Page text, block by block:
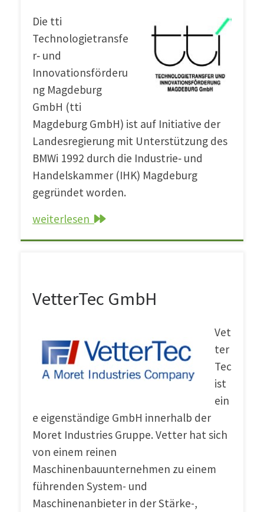
Die tti
Technologietransfe
r‐ und
Innovationsförderu
ng Magdeburg
GmbH (tti
Magdeburg GmbH) ist auf Initiative der
Landesregierung mit Unterstützung des
BMWi 1992 durch die Industrie‐ und
Handelskammer (IHK) Magdeburg
gegründet worden.
weiterlesen
VetterTec GmbH
Vet
ter
Tec
ist
ein
e eigenständige GmbH innerhalb der
Moret Industries Gruppe. Vetter hat sich
von einem reinen
Maschinenbauunternehmen zu einem
führenden System- und
Maschinenanbieter in der Stärke-,